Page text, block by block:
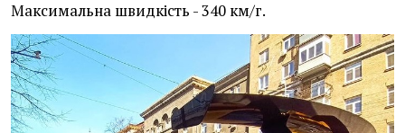
Максимальна швидкість - 340 км/г.